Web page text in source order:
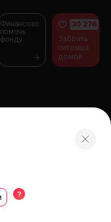
Финансово
помочь
фонду
30 276
Забрать
питомца
домой
?